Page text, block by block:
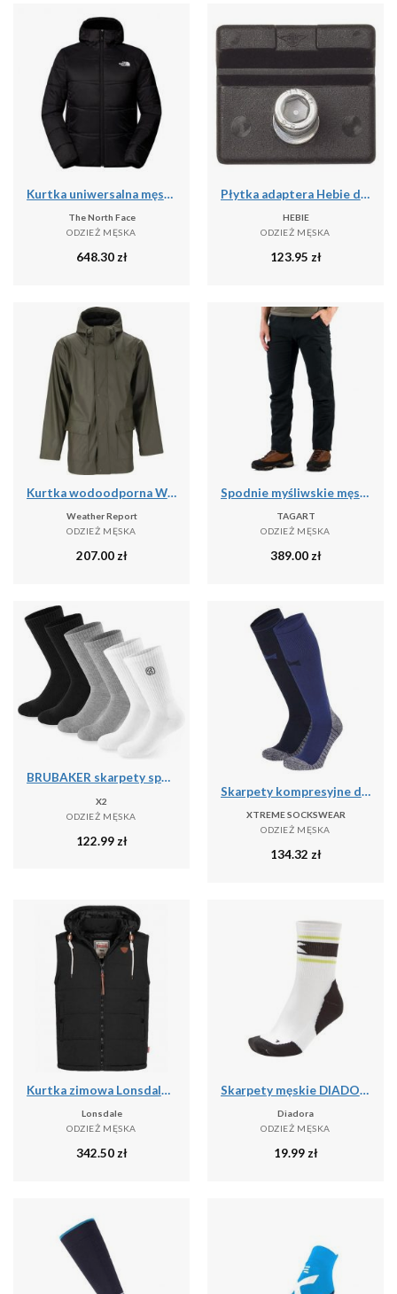
Kurtka uniwersalna męska The North Face Quest Ins
The North Face
ODZIEŻ MĘSKA
648.30zł
Płytka adaptera Hebie do podwójnej stopki
HEBIE
ODZIEŻ MĘSKA
123.95 zł
Kurtka wodoodporna Weather Report Torsten
Weather Report
ODZIEŻ MĘSKA
207.00zł
Spodnie myśliwskie męskie Tagart Enduro 2 Ripstop wygodne bojówki
TAGART
ODZIEŻ MĘSKA
389.00zł
BRUBAKER skarpety sportowe 6 par unisex oddychające retro - Mix kolorów
X2
ODZIEŻ MĘSKA
122.99 zł
Skarpety kompresyjne do biegania Xtreme, 2 par, Multi Niebieski
XTREME SOCKSWEAR
ODZIEŻ MĘSKA
134.32 zł
Kurtka zimowa Lonsdale Polmear
Lonsdale
ODZIEŻ MĘSKA
342.50zł
Skarpety męskie DIADORA SOCKS
Diadora
ODZIEŻ MĘSKA
19.99zł